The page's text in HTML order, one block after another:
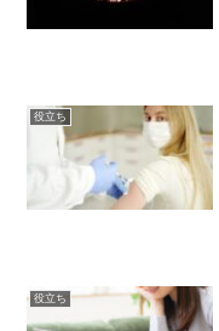
役立ち
役立ち